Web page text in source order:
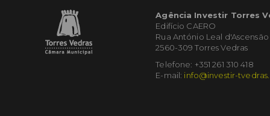
Agência Investir Torres
Edifício CAERO
Rua António Leal d'Ascensão
2560-309 Torres Vedras
Telefone: +351 261 310 418
E-mail: info@investir-